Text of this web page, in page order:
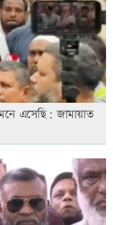
এসেছি: জামায়াত